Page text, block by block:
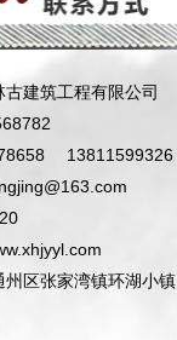
建筑工程有限公司
13811599326
区张家湾镇环湖小镇